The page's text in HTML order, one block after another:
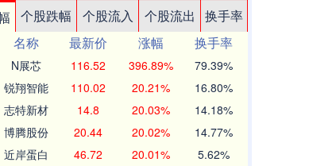
个股跌幅 个股流入 个股流出
换手率
名称 最新价 涨幅
换手率
N展芯 116.52 396.89% 79.39%
锐翔智能 110.02 20.21% 16.80%
志特新材 14.8 20.03% 14.18%
博腾股份 20.44 20.02% 14.77%
近岸蛋白 46.72 20.01% 5.62%